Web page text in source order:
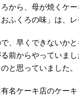
から、母が焼くケ
ふくろの味」は、
、早くできないか
前からやっていまし
と思っていました。
名ケーキ店のケー